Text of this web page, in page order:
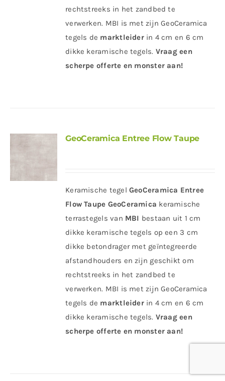
rechtstreeks in het zandbed te
verwerken. MBI is met zijn GeoCeramica
tegels de marktleiderin 4 cm en 6 cm
dikke keramische tegels. Vraag een
scherpe offerte en monster aan!
GeoCeramica Entree Flow Taupe
Keramische tegel GeoCeramica Entree
Flow Taupe GeoCeramica keramische
terrastegels van MBI bestaan uit 1 cm
dikke keramische tegels op een 3 cm
dikke betondrager met geïntegreerde
afstandhouders en zijn geschikt om
rechtstreeks in het zandbed te
verwerken. MBI is met zijn GeoCeramica
tegels de marktleiderin 4 cm en 6 cm
dikke keramische tegels. Vraag een
scherpe offerte en monster aan!